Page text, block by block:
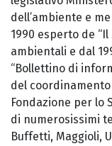
dell’ambiente e
1990 esperto de
ambientali e dal
“Bollettino di
del
Fondazione per lo
di numerosissimi
Buffetti, Maggioli,